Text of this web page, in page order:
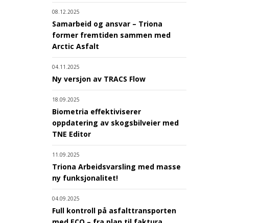
08.12.2025
Samarbeid og ansvar – Triona
former fremtiden sammen med
Arctic Asfalt
04.11.2025
Ny versjon av TRACS Flow
18.09.2025
Biometria effektiviserer
oppdatering av skogsbilveier med
TNE Editor
11.09.2025
Triona Arbeidsvarsling med masse
ny funksjonalitet!
04.09.2025
Full kontroll på asfalttransporten